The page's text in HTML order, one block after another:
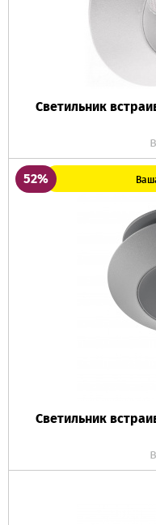
Светильник
52%
Светильник